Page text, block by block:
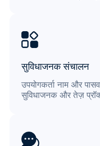
सुविधाजनक संचालन
उपयोगकर्ता नाम और
सुविधाजनक और तेज़